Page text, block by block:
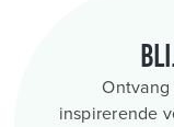
inspirerende